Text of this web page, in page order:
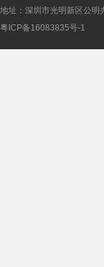
地址：深圳市光明新区公
粤ICP备16083835号-1